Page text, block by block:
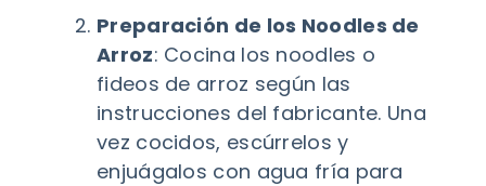
Preparación de los Noodles de
Arroz: Cocina los noodles o
fideos de arroz según las
instrucciones del fabricante. Una
vez cocidos, escúrrelos y
enjuágalos con agua fría para